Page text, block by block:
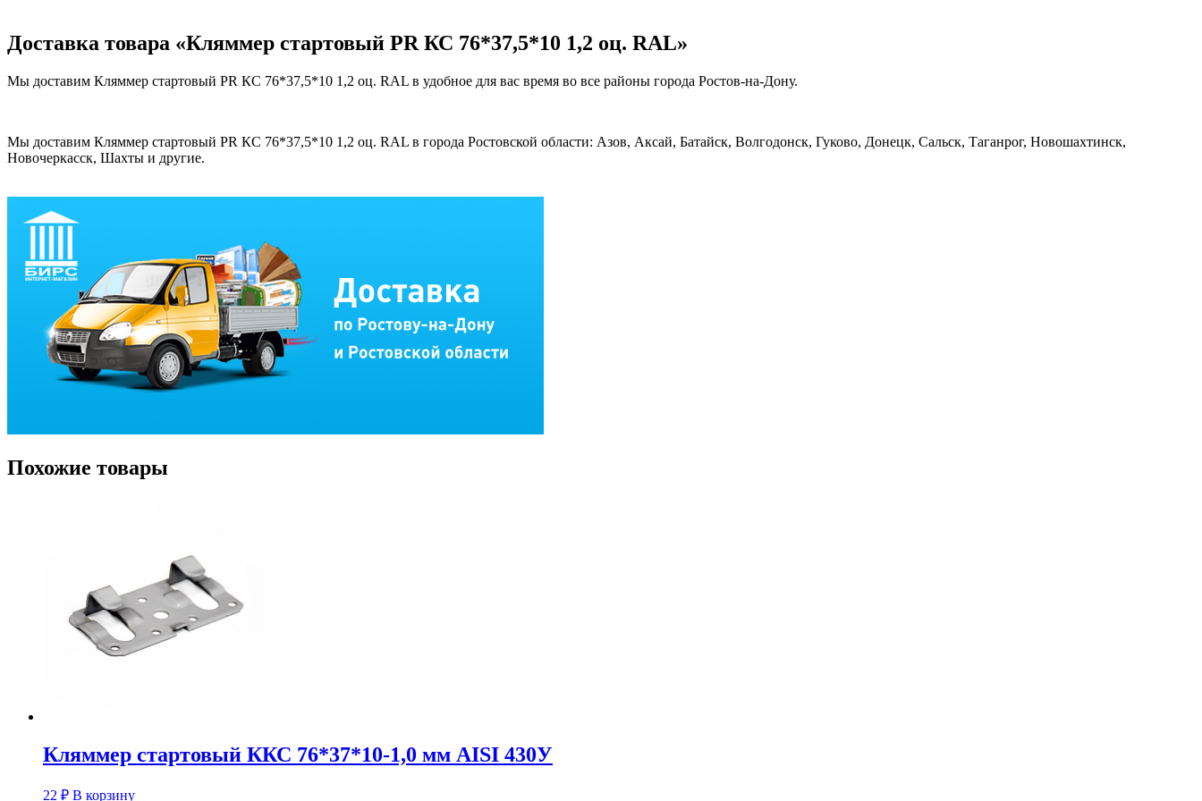
Доставка товара «Кляммер стартовый PR КС 76*37,5*10 1,2 оц. RAL»
Мы доставим Кляммер стартовый PR КС 76*37,5*10 1,2 оц. RAL в удобное для вас время во все районы города Ростов-на-Дону.
Мы доставим Кляммер стартовый PR КС 76*37,5*10 1,2 оц. RAL в города Ростовской области: Азов, Аксай, Батайск, Волгодонск, Гуково, Донецк, Сальск, Таганрог, Новошахтинск,
Новочеркасск, Шахты и другие.
Похожие товары
Кляммер стартовый ККС 76*37*10-1,0 мм AISI 430У
22 ₽ В корзину